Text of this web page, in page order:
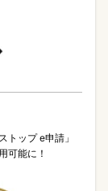
トップ e申請」
可能に！